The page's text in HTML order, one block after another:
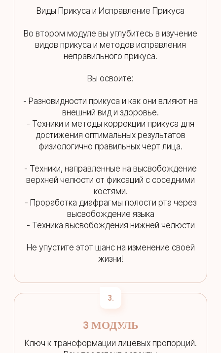
Виды Прикуса и Исправление Прикуса
Во втором модуле вы углубитесь в изучение
видов прикуса и методов исправления
неправильного прикуса.
Вы освоите:
- Разновидности прикуса и как они влияют на
внешний вид и здоровье.
- Техники и методы коррекции прикуса для
достижения оптимальных результатов
физиологично правильных черт лица.
- Техники, направленные на высвобождение
верхней челюсти от фиксаций с соседними
костями.
- Проработка диафрагмы полости рта через
высвобождение языка
- Техника высвобождения нижней челюсти
Не упустите этот шанс на изменение своей
жизни!
3.
3 МОДУЛЬ
Ключ к трансформации лицевых пропорций.